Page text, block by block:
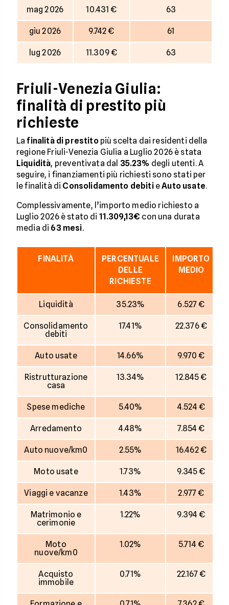
mag 2026 10.431 € 63
giu 2026 9.742 € 61
lug 2026 11.309 € 63
Friuli-Venezia Giulia:
finalità di prestito più
richieste
Lafinalità di prestitopiù scelta dai residenti della
regione Friuli-Venezia Giulia a Luglio 2026 è stata
Liquidità, preventivata dal 35.23% degli utenti. A
seguire, i finanziamenti più richiesti sono stati per
le finalità di Consolidamento debitieAuto usate.
Complessivamente, l’importo medio richiesto a
Luglio 2026 è stato di 11.309,13€ con una durata
media di 63 mesi.
FINALITÀ
PERCENTUALE
DELLE
RICHIESTE
IMPORTO
MEDIO
Liquidità 35.23% 6.527 €
Consolidamento
debiti
17.41% 22.376 €
Auto usate 14.66% 9.970 €
Ristrutturazione
casa
13.34% 12.845 €
Spese mediche 5.40% 4.524 €
Arredamento 4.48% 7.854 €
Auto nuove/km0 2.55% 16.462 €
Moto usate 1.73% 9.345 €
Viaggi e vacanze 1.43% 2.977 €
Matrimonio e
cerimonie
1.22% 9.394 €
Moto
nuove/km0
1.02% 5.714 €
Acquisto
immobile
0.71% 22.167 €